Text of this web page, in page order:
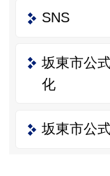
SNS
坂東市公
化
坂東市公